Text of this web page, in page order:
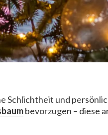
und
bevorzugen – diese